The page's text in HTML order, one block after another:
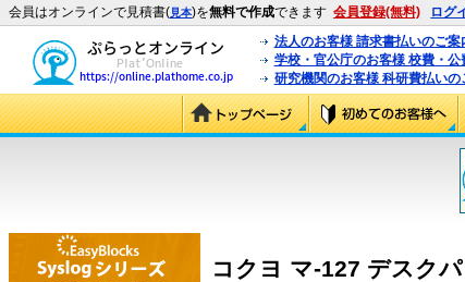
会員はオンラインで見積書(見本)を無料で作成できます 会員登録(無料) ログ
法人のお客様 請求書払いのご案
学校・官公庁のお客様 校費・公
研究機関のお客様 科研費払いの
コクヨ マ-127 デスク